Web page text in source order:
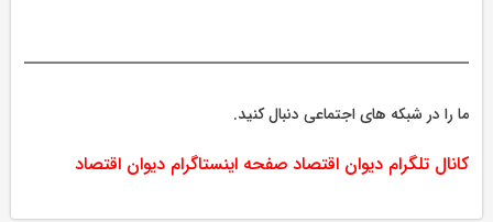
ما را در شبکه های اجتماعی دنبال کنید.
کانال تلگرام دیوان اقتصاد صفحه اینستاگرام دیوان اقتصاد